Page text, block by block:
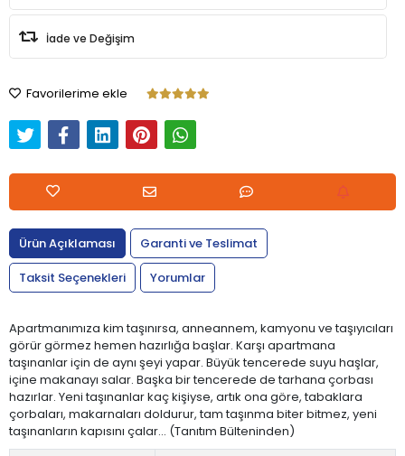
İade ve Değişim
Favorilerime ekle
Ürün Açıklaması
Garanti ve Teslimat
Taksit Seçenekleri
Yorumlar
Apartmanımıza kim taşınırsa, anneannem, kamyonu ve taşıyıcıları
görür görmez hemen hazırlığa başlar. Karşı apartmana
taşınanlar için de aynı şeyi yapar. Büyük tencerede suyu haşlar,
içine makanayı salar. Başka bir tencerede de tarhana çorbası
hazırlar. Yeni taşınanlar kaç kişiyse, artık ona göre, tabaklara
çorbaları, makarnaları doldurur, tam taşınma biter bitmez, yeni
taşınanların kapısını çalar... (Tanıtım Bülteninden)